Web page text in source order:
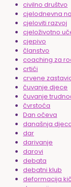
civilno društvo
cjelodnevna
cjeloviti razvoj
cjeloživotno
cjepivo
članstvo
coaching za
crtići
crvene
čuvanje djece
čuvanje
čvrstoća
Dan očeva
današnja
dar
darivanje
darovi
debata
debatni klub
deformacija